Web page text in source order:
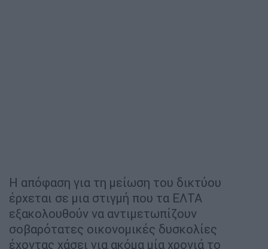
Η απόφαση για τη μείωση του δικτύου
έρχεται σε μια στιγμή που τα ΕΛΤΑ
εξακολουθούν να αντιμετωπίζουν
σοβαρότατες οικονομικές δυσκολίες
έχοντας χάσει για ακόμα μία χρονιά το